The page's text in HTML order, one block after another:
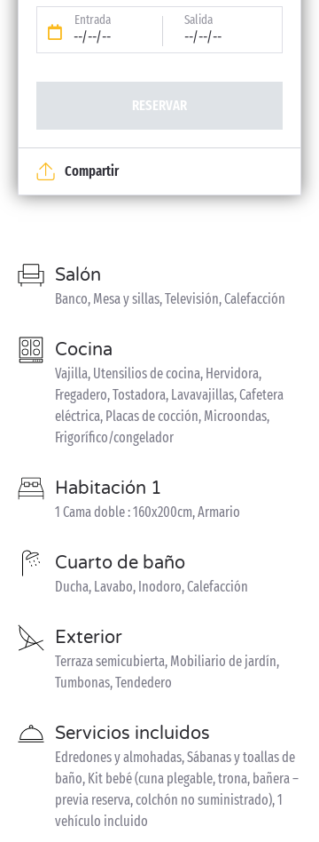
Entrada
--/--/--
Salida
--/--/--
RESERVAR
Compartir
Salón
Banco, Mesa y sillas, Televisión, Calefacción
Cocina
Vajilla, Utensilios de cocina, Hervidora,
Fregadero, Tostadora, Lavavajillas, Cafetera
eléctrica, Placas de cocción, Microondas,
Frigorífico/congelador
Habitación 1
1 Cama doble : 160x200cm, Armario
Cuarto de baño
Ducha, Lavabo, Inodoro, Calefacción
Exterior
Terraza semicubierta, Mobiliario de jardín,
Tumbonas, Tendedero
Servicios incluidos
Edredones y almohadas, Sábanas y toallas de
baño, Kit bebé (cuna plegable, trona, bañera –
previa reserva, colchón no suministrado), 1
vehículo incluido